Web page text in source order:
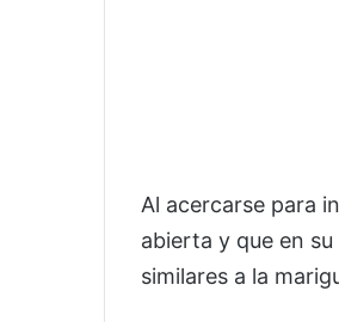
Al acercarse para
abierta y que en
similares a la